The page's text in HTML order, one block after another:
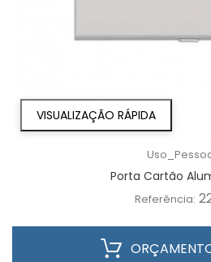
VISUALIZAÇÃO RÁPIDA
Porta Cartão
Referência: